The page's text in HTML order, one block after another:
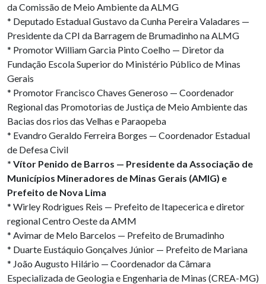
da Comissão de Meio Ambiente da ALMG
* Deputado Estadual Gustavo da Cunha Pereira Valadares —
Presidente da CPI da Barragem de Brumadinho na ALMG
* Promotor William Garcia Pinto Coelho — Diretor da
Fundação Escola Superior do Ministério Público de Minas
Gerais
* Promotor Francisco Chaves Generoso — Coordenador
Regional das Promotorias de Justiça de Meio Ambiente das
Bacias dos rios das Velhas e Paraopeba
* Evandro Geraldo Ferreira Borges — Coordenador Estadual
de Defesa Civil
* Vítor Penido de Barros — Presidente da Associação de
Municípios Mineradores de Minas Gerais (AMIG) e
Prefeito de Nova Lima
* Wirley Rodrigues Reis — Prefeito de Itapecerica e diretor
regional Centro Oeste da AMM
* Avimar de Melo Barcelos — Prefeito de Brumadinho
* Duarte Eustáquio Gonçalves Júnior — Prefeito de Mariana
* João Augusto Hilário — Coordenador da Câmara
Especializada de Geologia e Engenharia de Minas (CREA-MG)